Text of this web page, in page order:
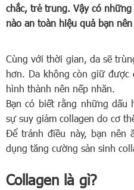
chắc, trẻ trung. Vậy có
nào an toàn hiệu quả bạn
Cùng với thời gian, da sẽ
hơn. Da không còn giữ
hình thành nên nếp nhăn.
Bạn có biết rằng những
sự suy giảm collagen do cơ
Để tránh điều này, bạn nên
dụng tăng cường sản sinh
Collagen là gì?